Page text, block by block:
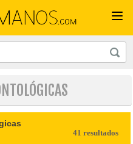
41 resultados